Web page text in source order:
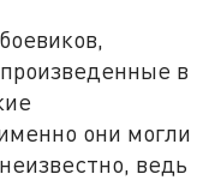
в
они могли
ведь